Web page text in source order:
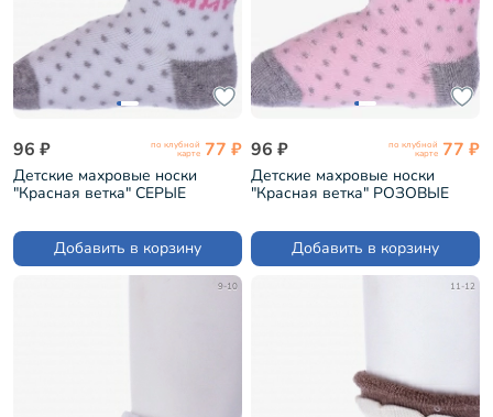
96 ₽ по клубной
карте 77 ₽
Детские махровые носки
"Красная ветка" СЕРЫЕ
Добавить в корзину
96 ₽ по клубной
карте 77 ₽
Детские махровые носки
"Красная ветка" РОЗОВЫЕ
Добавить в корзину
9-10 11-12